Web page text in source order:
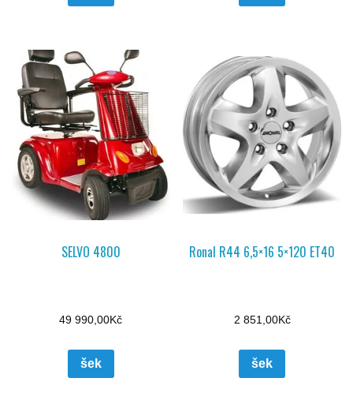
SELVO 4800
49 990,00Kč
šek
Ronal R44 6,5×16 5×120 ET40
2 851,00Kč
šek